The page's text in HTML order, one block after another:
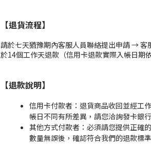
【退貨流程】
請於七天猶豫期內客服人員聯絡提出申請 →
於14個工作天退款（信用卡退款實際入帳日期
【退款說明】
信用卡付款者：退貨商品收回並經工
帳日不同有所差異，請您洽詢發卡銀
其他方式付款者：必須請您提供正確
數量無誤後，確認符合我們的退款標